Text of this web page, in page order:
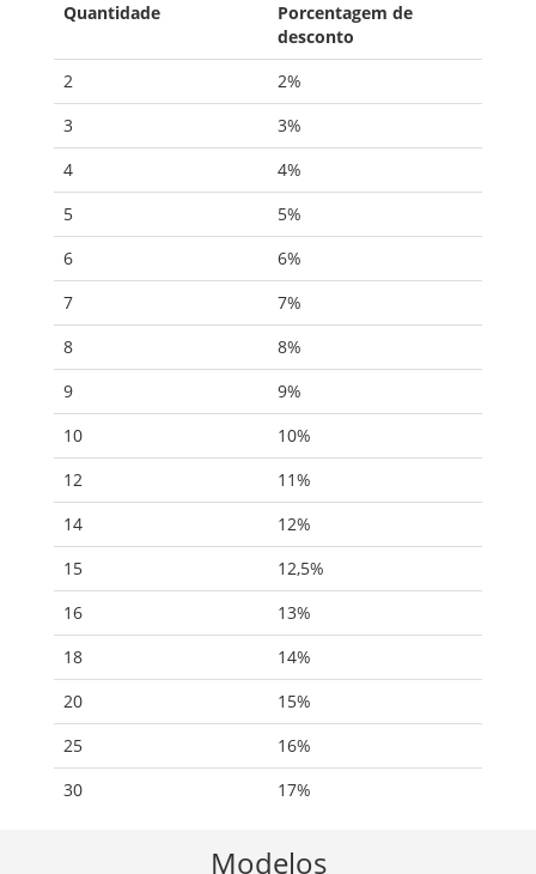
Quantidade
Porcentagem de
desconto
2
2%
3
3%
4
4%
5
5%
6
6%
7
7%
8
8%
9
9%
10
10%
12
11%
14
12%
15
12,5%
16
13%
18
14%
20
15%
25
16%
30
17%
Modelos